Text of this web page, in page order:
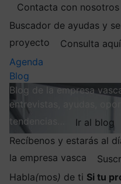
Contacta con nosotros
Buscador de ayudas y
proyecto
Consulta aquí
Agenda
Blog
Blog de la empresa
entrevistas, ayudas,
tendencias…
Ir al blog
Recíbenos y estarás al
la empresa vasca
Habla(mos) de ti Si tu